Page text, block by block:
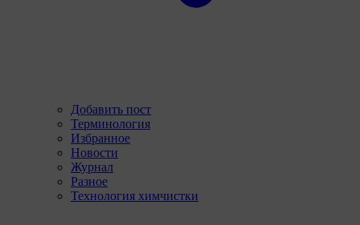
Добавить пост
Терминология
Избранное
Новости
Журнал
Разное
Технология химчистки